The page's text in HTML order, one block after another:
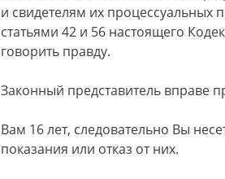
и свидетелям их процессуальных
статьями 42 и 56 настоящего
говорить правду.
Законный представитель вправе
Вам 16 лет, следовательно Вы
показания или отказ от них.